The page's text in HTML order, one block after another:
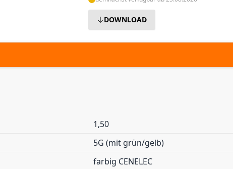
DOWNLOAD
1,50
5G (mit grün/gelb)
farbig CENELEC